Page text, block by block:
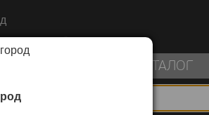
ПОКРЫТИЙ
КАТАЛОГ